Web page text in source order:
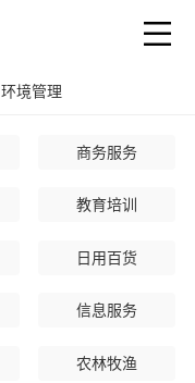
环境管理
商务服务
教育培训
日用百货
信息服务
农林牧渔